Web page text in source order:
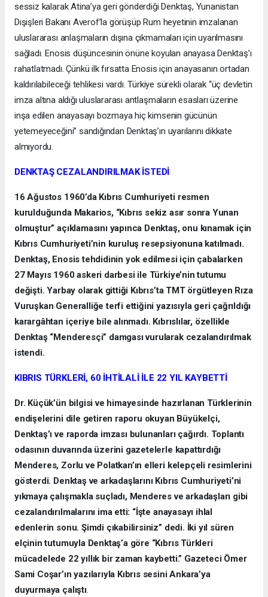
sessiz kalarak Atina’ya geri gönderdiği Denktaş, Yunanistan
Dışişleri Bakanı Averof’la görüşüp Rum heyetinin imzalanan
uluslararası anlaşmaların dışına çıkmamaları için uyarılmasını
sağladı. Enosis düşüncesinin önüne koyulan anayasa Denktaş’ı
rahatlatmadı. Çünkü ilk fırsatta Enosis için anayasanın ortadan
kaldırılabileceği tehlikesi vardı. Türkiye sürekli olarak “üç devletin
imza altına aldığı uluslararası antlaşmaların esasları üzerine
inşa edilen anayasayı bozmaya hiç kimsenin gücünün
yetemeyeceğini” sandığından Denktaş’ın uyarılarını dikkate
almıyordu.
DENKTAŞ CEZALANDIRILMAK İSTEDİ
16 Ağustos 1960’da Kıbrıs Cumhuriyeti resmen
kurulduğunda Makarios, “Kıbrıs sekiz asır sonra Yunan
olmuştur” açıklamasını yapınca Denktaş, onu kınamak için
Kıbrıs Cumhuriyeti’nin kuruluş resepsiyonuna katılmadı.
Denktaş, Enosis tehdidinin yok edilmesi için çabalarken
27 Mayıs 1960 askeri darbesi ile Türkiye’nin tutumu
değişti. Yarbay olarak gittiği Kıbrıs’ta TMT örgütleyen Rıza
Vuruşkan Generalliğe terfi ettiğini yazısıyla geri çağrıldığı
karargâhtan içeriye bile alınmadı. Kıbrıslılar, özellikle
Denktaş “Menderesçi” damgası vurularak cezalandırılmak
istendi.
KIBRIS TÜRKLERİ, 60 İHTİLALİ İLE 22 YIL KAYBETTİ
Dr. Küçük’ün bilgisi ve himayesinde hazırlanan Türklerinin
endişelerini dile getiren raporu okuyan Büyükelçi,
Denktaş’ı ve raporda imzası bulunanları çağırdı. Toplantı
odasının duvarında üzerini gazetelerle kapattırdığı
Menderes, Zorlu ve Polatkan’ın elleri kelepçeli resimlerini
gösterdi. Denktaş ve arkadaşlarını Kıbrıs Cumhuriyeti’ni
yıkmaya çalışmakla suçladı, Menderes ve arkadaşları gibi
cezalandırılmalarını ima etti: “İşte anayasayı ihlal
edenlerin sonu. Şimdi çıkabilirsiniz” dedi. İki yıl süren
elçinin tutumuyla Denktaş’a göre “Kıbrıs Türkleri
mücadelede 22 yıllık bir zaman kaybetti.” Gazeteci Ömer
Sami Coşar’ın yazılarıyla Kıbrıs sesini Ankara’ya
duyurmaya çalıştı.